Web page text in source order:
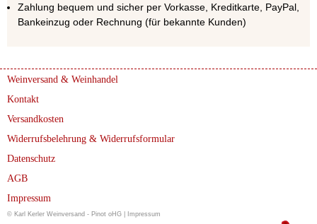
Zahlung bequem und sicher per Vorkasse, Kreditkarte, PayPal,
Bankeinzug oder Rechnung (für bekannte Kunden)
Weinversand & Weinhandel
Kontakt
Versandkosten
Widerrufsbelehrung & Widerrufsformular
Datenschutz
AGB
Impressum
© Karl Kerler Weinversand - Pinot oHG | Impressum